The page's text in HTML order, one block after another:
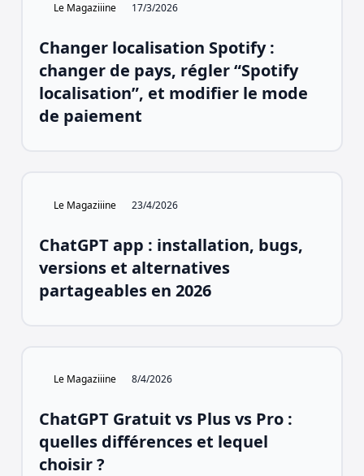
Le Magaziiine 17/3/2026
Changer localisation Spotify :
changer de pays, régler “Spotify
localisation”, et modifier le mode
de paiement
Le Magaziiine 23/4/2026
ChatGPT app : installation, bugs,
versions et alternatives
partageables en 2026
Le Magaziiine 8/4/2026
ChatGPT Gratuit vs Plus vs Pro :
quelles différences et lequel
choisir ?